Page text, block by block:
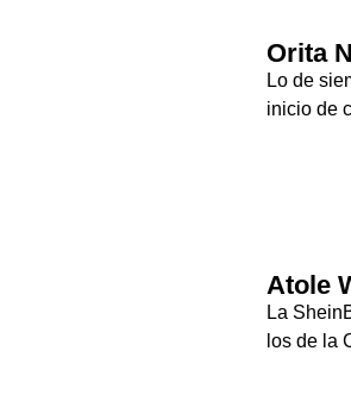
Orita
Lo de
inicio de
Atole
La
los de la